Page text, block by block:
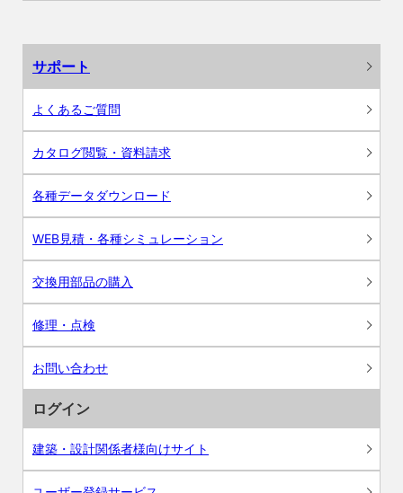
サポート
よくあるご質問
カタログ閲覧・資料請求
各種データダウンロード
WEB見積・各種シミュレーション
交換用部品の購入
修理・点検
お問い合わせ
ログイン
建築・設計関係者様向けサイト